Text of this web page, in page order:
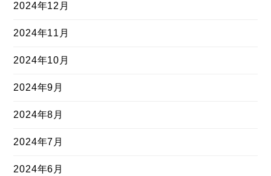
2024年12月
2024年11月
2024年10月
2024年9月
2024年8月
2024年7月
2024年6月